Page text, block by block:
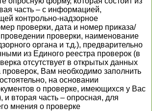
часть – с информацией,
контрольно-надзорное
проверки, дата и номер приказа/
проверки, наименование
органа и т.д.), предварительно
из Единого реестра проверок (в
отсутствует в открытых данных
проверок, Вам необходимо заполнить
на основании
о проверке, имеющихся у Вас
и вторая часть – опросная, для
мнения о проверке